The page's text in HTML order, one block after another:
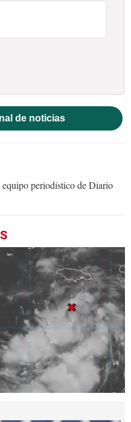
de noticias
periodístico de Diario